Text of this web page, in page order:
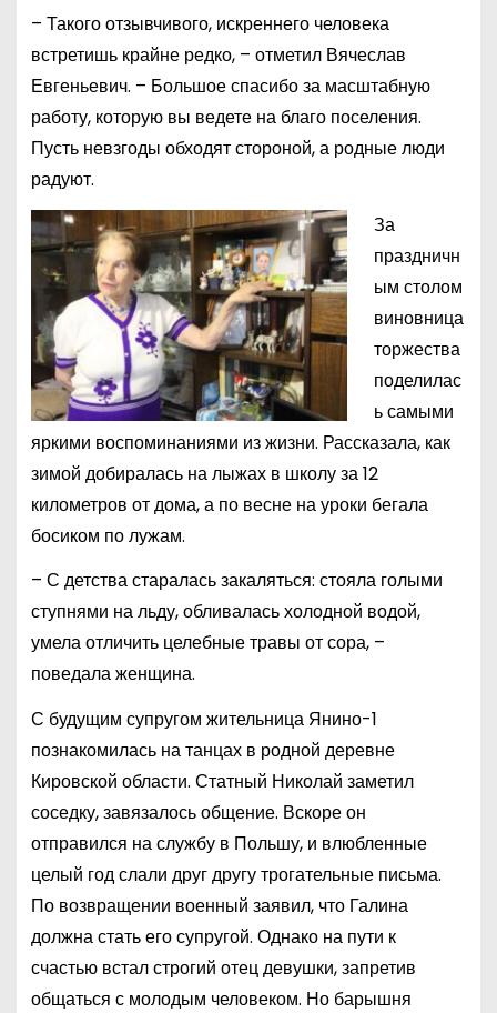
– Такого отзывчивого, искреннего человека
встретишь крайне редко, – отметил Вячеслав
Евгеньевич. – Большое спасибо за масштабную
работу, которую вы ведете на благо поселения.
Пусть невзгоды обходят стороной, а родные люди
радуют.
За
праздничн
ым столом
виновница
торжества
поделилас
ь самыми
яркими воспоминаниями из жизни. Рассказала, как
зимой добиралась на лыжах в школу за 12
километров от дома, а по весне на уроки бегала
босиком по лужам.
– С детства старалась закаляться: стояла голыми
ступнями на льду, обливалась холодной водой,
умела отличить целебные травы от сора, –
поведала женщина.
С будущим супругом жительница Янино-1
познакомилась на танцах в родной деревне
Кировской области. Статный Николай заметил
соседку, завязалось общение. Вскоре он
отправился на службу в Польшу, и влюбленные
целый год слали друг другу трогательные письма.
По возвращении военный заявил, что Галина
должна стать его супругой. Однако на пути к
счастью встал строгий отец девушки, запретив
общаться с молодым человеком. Но барышня